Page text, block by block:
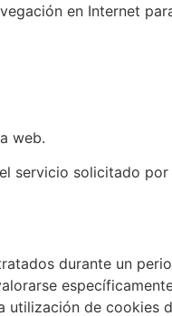
en Internet
web.
servicio solicitado por
durante un
de cookies